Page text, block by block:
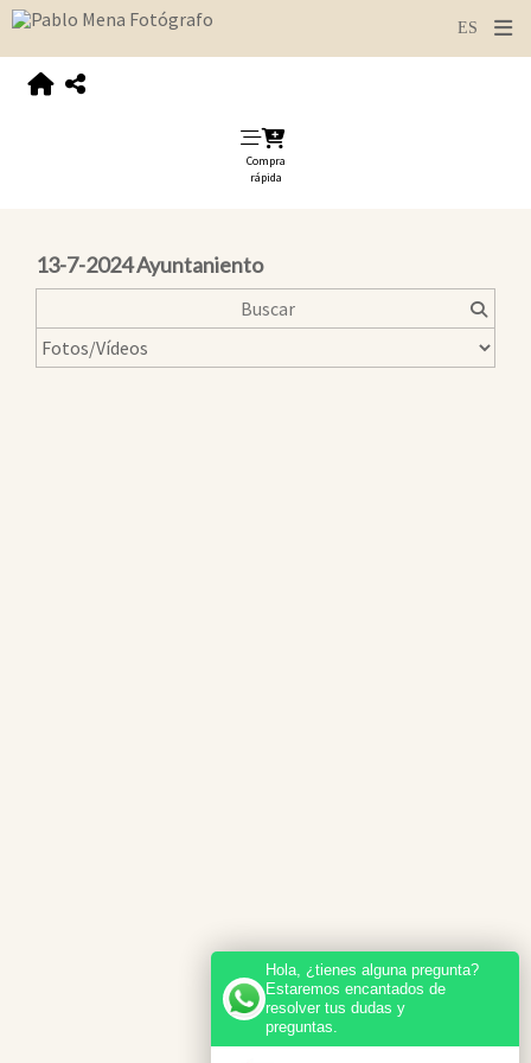
Compra
rápida
13-7-2024 Ayuntaniento
Hola, ¿tienes alguna pregunta?
Estaremos encantados de
resolver tus dudas y
preguntas.